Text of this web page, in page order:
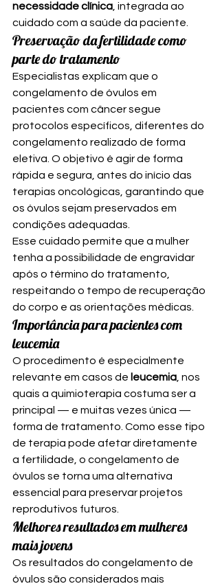
necessidade clínica , integrada ao
cuidado com a saúde da paciente.
Preservação da fertilidade como
parte do tratamento
Especialistas explicam que o
congelamento de óvulos em
pacientes com câncer segue
protocolos específicos, diferentes do
congelamento realizado de forma
eletiva. O objetivo é agir de forma
rápida e segura, antes do início das
terapias oncológicas, garantindo que
os óvulos sejam preservados em
condições adequadas.
Esse cuidado permite que a mulher
tenha a possibilidade de engravidar
após o término do tratamento,
respeitando o tempo de recuperação
do corpo e as orientações médicas.
Importância para pacientes com
leucemia
O procedimento é especialmente
relevante em casos de leucemia , nos
quais a quimioterapia costuma ser a
principal — e muitas vezes única —
forma de tratamento. Como esse tipo
de terapia pode afetar diretamente
a fertilidade, o congelamento de
óvulos se torna uma alternativa
essencial para preservar projetos
reprodutivos futuros.
Melhores resultados em mulheres
mais jovens
Os resultados do congelamento de
óvulos são considerados mais